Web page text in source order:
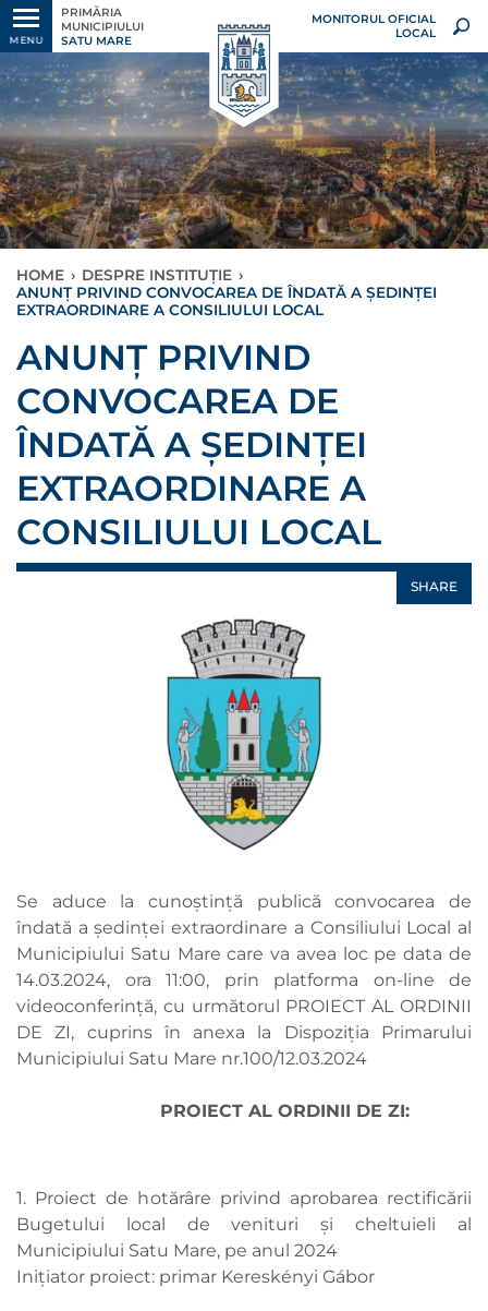
MENU
PRIMĂRIA
MUNICIPIULUI
SATU MARE
MONITORUL OFICIAL
LOCAL
HOME › DESPRE INSTITUȚIE ›
ANUNȚ PRIVIND CONVOCAREA DE ÎNDATĂ A ȘEDINȚEI
EXTRAORDINARE A CONSILIULUI LOCAL
ANUNȚ PRIVIND
CONVOCAREA DE
ÎNDATĂ A ȘEDINȚEI
EXTRAORDINARE A
CONSILIULUI LOCAL
SHARE
Se aduce la cunoștință publică convocarea de
îndată a ședinței extraordinare a Consiliului Local al
Municipiului Satu Mare care va avea loc pe data de
14.03.2024, ora 11:00, prin platforma on-line de
videoconferință, cu următorul PROIECT AL ORDINII
DE ZI, cuprins în anexa la Dispoziția Primarului
Municipiului Satu Mare nr.100/12.03.2024
PROIECT AL ORDINII DE ZI:
1. Proiect de hotărâre privind aprobarea rectificării
Bugetului local de venituri şi cheltuieli al
Municipiului Satu Mare, pe anul 2024
Inițiator proiect: primar Kereskényi Gábor